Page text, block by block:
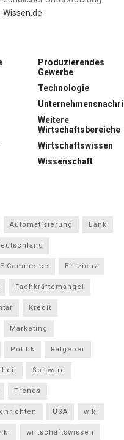
Wissen.de
Produzierendes
Gewerbe
Technologie
Weitere
Wirtschaftsbereiche
Wirtschaftswissen
Wissenschaft
Automatisierung Bank
E-Commerce Effizienz
Fachkräftemangel
Kredit
Marketing
Politik Ratgeber
Software
Trends
USA wiki
wirtschaftswissen